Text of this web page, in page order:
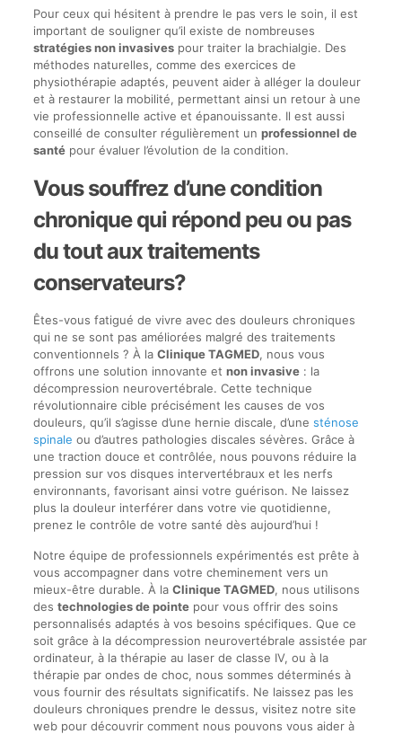
Pour ceux qui hésitent à prendre le pas vers le soin, il est
important de souligner qu’il existe de nombreuses
stratégies non invasivespour traiter la brachialgie. Des
méthodes naturelles, comme des exercices de
physiothérapie adaptés, peuvent aider à alléger la douleur
et à restaurer la mobilité, permettant ainsi un retour à une
vie professionnelle active et épanouissante. Il est aussi
conseillé de consulter régulièrement un professionnel de
santépour évaluer l’évolution de la condition.
Vous souffrez d’une condition
chronique qui répond peu ou pas
du tout aux traitements
conservateurs?
Êtes-vous fatigué de vivre avec des douleurs chroniques
qui ne se sont pas améliorées malgré des traitements
conventionnels ? À la Clinique TAGMED, nous vous
offrons une solution innovante et non invasive: la
décompression neurovertébrale. Cette technique
révolutionnaire cible précisément les causes de vos
douleurs, qu’il s’agisse d’une hernie discale, d’une sténose
spinale ou d’autres pathologies discales sévères. Grâce à
une traction douce et contrôlée, nous pouvons réduire la
pression sur vos disques intervertébraux et les nerfs
environnants, favorisant ainsi votre guérison. Ne laissez
plus la douleur interférer dans votre vie quotidienne,
prenez le contrôle de votre santé dès aujourd’hui !
Notre équipe de professionnels expérimentés est prête à
vous accompagner dans votre cheminement vers un
mieux-être durable. À la Clinique TAGMED, nous utilisons
des technologies de pointepour vous offrir des soins
personnalisés adaptés à vos besoins spécifiques. Que ce
soit grâce à la décompression neurovertébrale assistée par
ordinateur, à la thérapie au laser de classe IV, ou à la
thérapie par ondes de choc, nous sommes déterminés à
vous fournir des résultats significatifs. Ne laissez pas les
douleurs chroniques prendre le dessus, visitez notre site
web pour découvrir comment nous pouvons vous aider à